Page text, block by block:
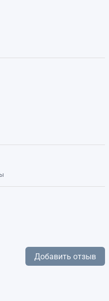
Добавить отзыв